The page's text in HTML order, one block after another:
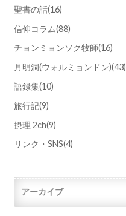
聖書の話(16)
信仰コラム(88)
チョンミョンソク牧師(16)
月明洞(ウォルミョンドン)(43)
語録集(10)
旅行記(9)
摂理 2ch(9)
リンク・SNS(4)
アーカイブ